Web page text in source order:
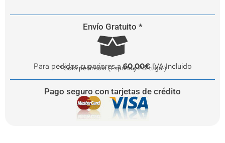
Envío Gratuito *
Para pedidos superiores a60,00€IVA Incluido
* Solo península (España y Portugal)
Pago seguro con tarjetas de crédito